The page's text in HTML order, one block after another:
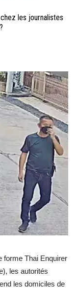
les journalistes
forme Thai Enquirer
les autorités
les domiciles de